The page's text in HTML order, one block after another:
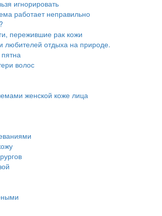
игнорировать
работает неправильно
пережившие рак кожи
любителей отдыха на природе.
волос
женской коже лица